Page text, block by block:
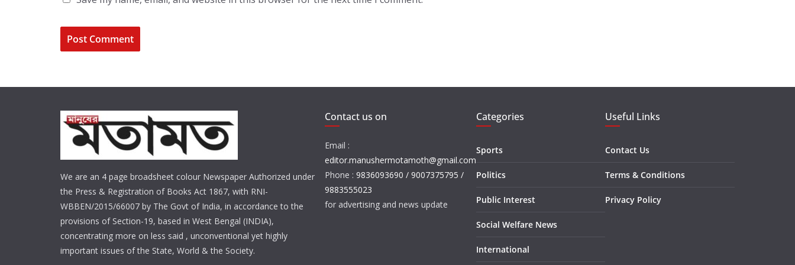
We are an 4 page broadsheet colour Newspaper Authorized under
the Press & Registration of Books Act 1867, with RNI-
WBBEN/2015/66007 by The Govt of India, in accordance to the
provisions of Section-19, based in West Bengal (INDIA),
concentrating more on less said , unconventional yet highly
important issues of the State, World & the Society.
Contact us on
Email :
editor.manushermotamoth@gmail.com
Phone : 9836093690 / 9007375795 /
9883555023
for advertising and news update
Categories
Sports
Politics
Public Interest
Social Welfare News
International
Useful Links
Contact Us
Terms & Conditions
Privacy Policy